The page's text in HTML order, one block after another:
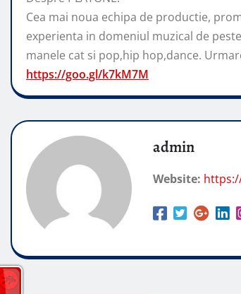
Cea mai noua echipa de productie,
experienta in domeniul muzical de
manele cat si pop,hip hop,dance.
https://goo.gl/k7kM7M
admin
Website: